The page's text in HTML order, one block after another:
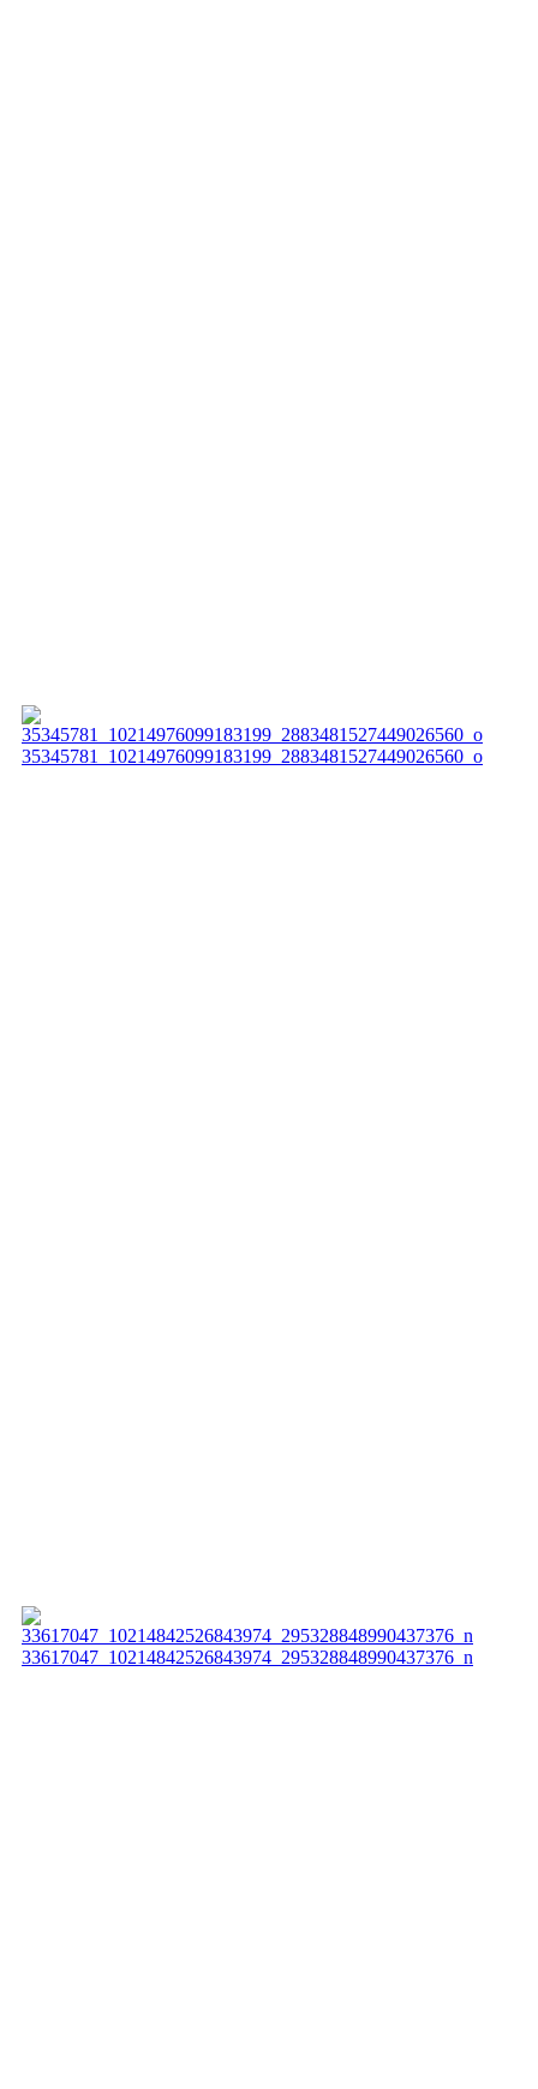
35345781_10214976099183199_2883481527449026560_o
33617047_10214842526843974_295328848990437376_n